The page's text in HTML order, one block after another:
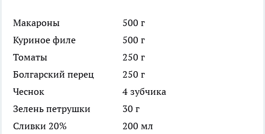
Макароны
500 г
Куриное филе
500 г
Томаты
250 г
Болгарский перец
250 г
Чеснок
4 зубчика
Зелень петрушки
30 г
Сливки 20%
200 мл